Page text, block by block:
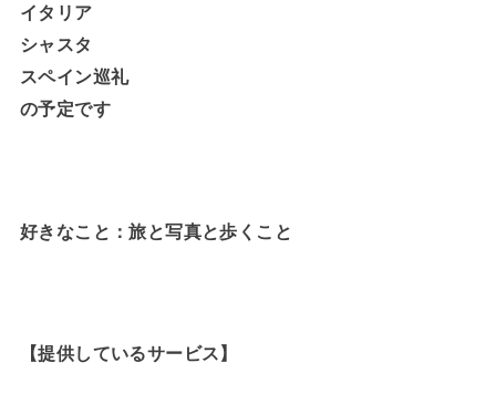
イタリア
シャスタ
スペイン巡礼
の予定です
好きなこと：旅と写真と歩くこと
【提供しているサービス】